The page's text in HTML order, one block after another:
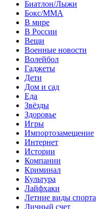
Биатлон/Лыжи
Бокс/MMA
В мире
В России
Вещи
Военные новости
Волейбол
Гаджеты
Дети
Дом и сад
Еда
Звёзды
Здоровье
Игры
Импортозамещение
Интернет
Истории
Компании
Криминал
Культура
Лайфхаки
Летние виды спорта
Личный счет